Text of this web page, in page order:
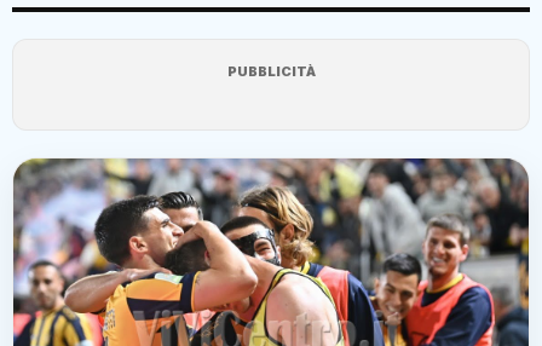
PUBBLICITÀ